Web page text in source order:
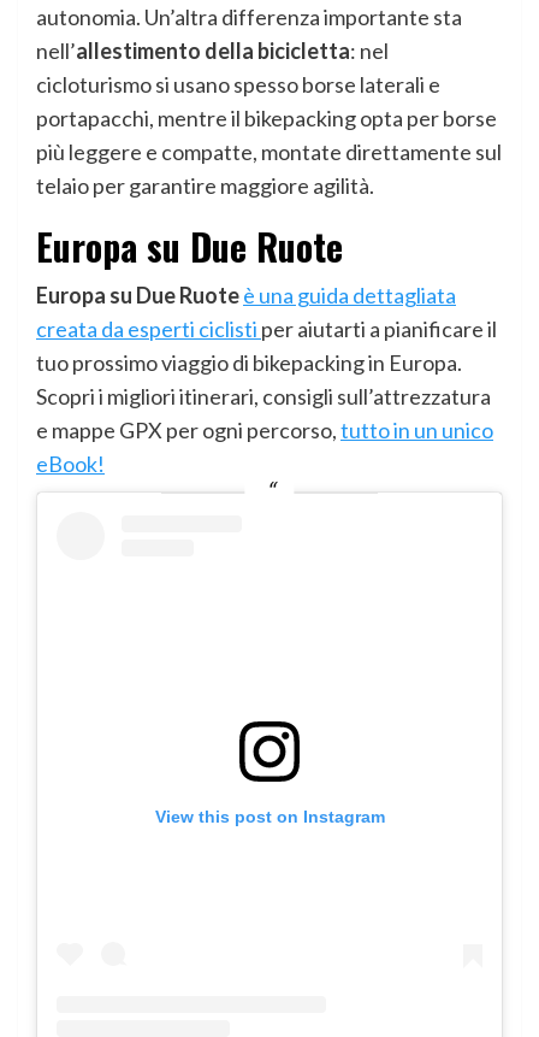
autonomia. Un’altra differenza importante sta
nell’allestimento della bicicletta: nel
cicloturismo si usano spesso borse laterali e
portapacchi, mentre il bikepacking opta per borse
più leggere e compatte, montate direttamente sul
telaio per garantire maggiore agilità.
Europa su Due Ruote
Europa su Due Ruoteè una guida dettagliata
creata da esperti ciclisti per aiutarti a pianificare il
tuo prossimo viaggio di bikepacking in Europa.
Scopri i migliori itinerari, consigli sull’attrezzatura
e mappe GPX per ogni percorso,tutto in un unico
eBook!
View this post on Instagram